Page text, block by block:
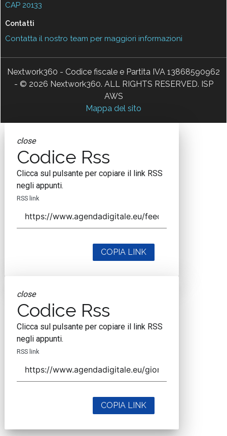
CAP 20133
Contatti
Contatta il nostro team per maggiori informazioni
Nextwork360 - Codice fiscale e Partita IVA 13868590962
- © 2026 Nextwork360. ALL RIGHTS RESERVED. ISP
AWS
Mappa del sito
close
Codice Rss
Clicca sul pulsante per copiare il link RSS
negli appunti.
RSS link
COPIA LINK
close
Codice Rss
Clicca sul pulsante per copiare il link RSS
negli appunti.
RSS link
COPIA LINK